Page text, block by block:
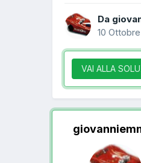
Da
10
VAI ALLA